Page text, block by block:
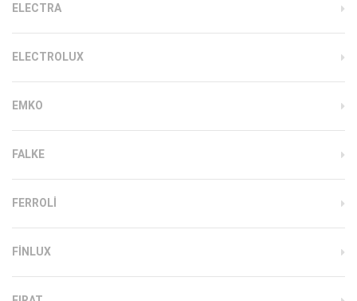
ELECTRA
ELECTROLUX
EMKO
FALKE
FERROLI
FINLUX